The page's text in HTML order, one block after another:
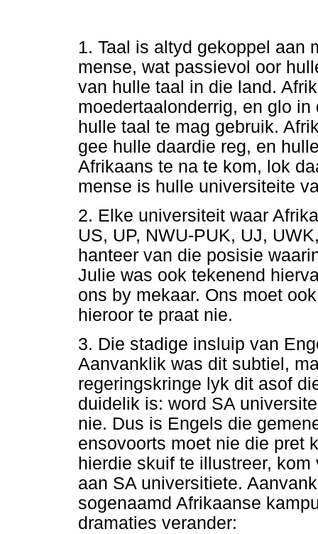
1. Taal is altyd gekoppel aan
mense, wat passievol oor
van hulle taal in die land.
moedertaalonderrig, en glo
hulle taal te mag gebruik.
gee hulle daardie reg, en
Afrikaans te na te kom, lok
mense is hulle universiteite
2. Elke universiteit waar
US, UP, NWU-PUK, UJ,
hanteer van die posisie
Julie was ook tekenend
ons by mekaar. Ons moet
hieroor te praat nie.
3. Die stadige insluip van
Aanvanklik was dit subtiel,
regeringskringe lyk dit asof
duidelik is: word SA
nie. Dus is Engels die
ensovoorts moet nie die pret
hierdie skuif te illustreer,
aan SA universitiete.
sogenaamd Afrikaanse
dramaties verander: